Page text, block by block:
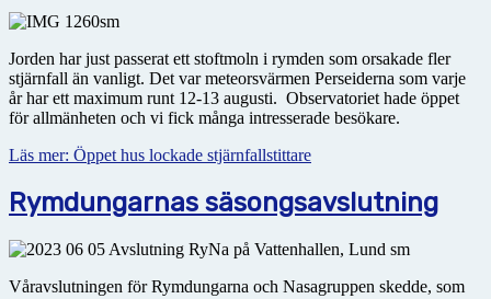
Jorden har just passerat ett stoftmoln i rymden som orsakade fler
stjärnfall än vanligt. Det var meteor­svärmen Perseiderna som varje
år har ett maximum runt 12-13 augusti. Observatoriet hade öppet
för allmänheten och vi fick många intresserade besökare.
Läs mer: Öppet hus lockade stjärnfallstittare
Rymdungarnas säsongsavslutning
Våravslutningen för Rymdungarna och Nasagruppen skedde, som